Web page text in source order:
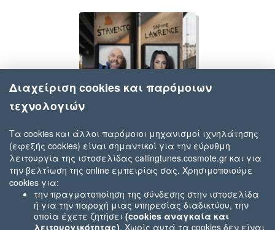
Stavento & Daphne Lawrence
Καλώς Σε βρήκα
Διαχείριση cookies και παρόμοιων
τεχνολογιών
Τα cookies και άλλοι παρόμοιοι μηχανισμοί ιχνηλάτησης
(εφεξής cookies) είναι σημαντικοί για την εύρυθμη
λειτουργία της ιστοσελίδας callingtunes.cosmote.gr και για
την βελτίωση της online εμπειρίας σας. Χρησιμοποιούμε
cookies για:
την πραγματοποίηση της σύνδεσης στην ιστοσελίδα
ή για την παροχή μιας υπηρεσίας διαδικτύου, την
οποία έχετε ζητήσει (cookies αναγκαία και
λειτουργικότητας). Χωρίς αυτά τα cookies δεν είναι